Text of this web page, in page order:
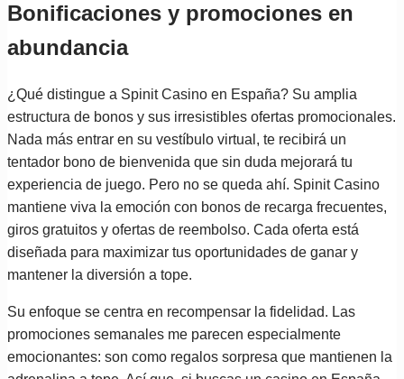
Bonificaciones y promociones en
abundancia
¿Qué distingue a Spinit Casino en España? Su amplia
estructura de bonos y sus irresistibles ofertas promocionales.
Nada más entrar en su vestíbulo virtual, te recibirá un
tentador bono de bienvenida que sin duda mejorará tu
experiencia de juego. Pero no se queda ahí. Spinit Casino
mantiene viva la emoción con bonos de recarga frecuentes,
giros gratuitos y ofertas de reembolso. Cada oferta está
diseñada para maximizar tus oportunidades de ganar y
mantener la diversión a tope.
Su enfoque se centra en recompensar la fidelidad. Las
promociones semanales me parecen especialmente
emocionantes: son como regalos sorpresa que mantienen la